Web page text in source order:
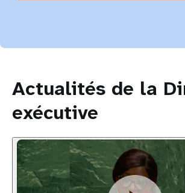
Actualités de la
exécutive